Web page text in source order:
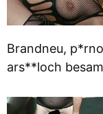
Brandneu,
ars**loch